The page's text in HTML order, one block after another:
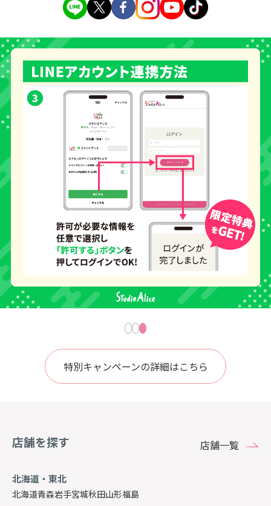
特別キャンペーンの詳細はこちら
店舗を探す 店舗一覧
北海道・東北
北海道青森岩手宮城秋田山形福島